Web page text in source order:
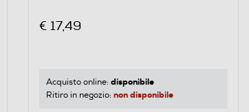
€ 17,49
Acquisto online: disponibile
Ritiro in negozio: non disponibile